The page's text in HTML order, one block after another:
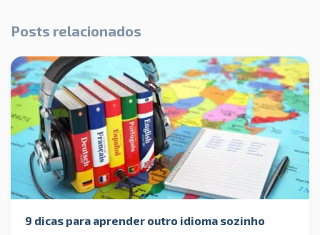
Posts relacionados
9 dicas para aprender outro idioma sozinho